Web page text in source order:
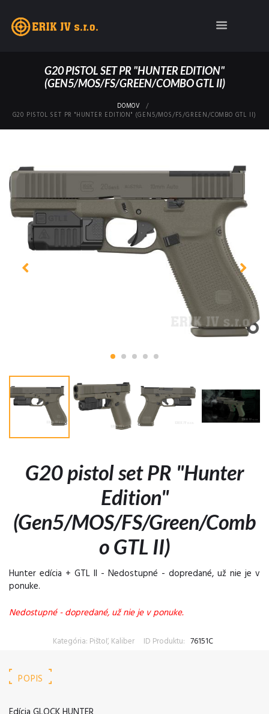
G20 PISTOL SET PR "HUNTER EDITION"
(GEN5/MOS/FS/GREEN/COMBO GTL II)
DOMOV
G20 PISTOL SET PR "HUNTER EDITION" (GEN5/MOS/FS/GREEN/COMBO GTL II)
G20 pistol set PR "Hunter
Edition"
(Gen5/MOS/FS/Green/Comb
o GTL II)
Hunter edícia + GTL II - Nedostupné - dopredané, už nie je v
ponuke.
Nedostupné - dopredané, už nie je v ponuke.
Kategória: Pištoľ, Kaliber ID Produktu: 76151C
POPIS